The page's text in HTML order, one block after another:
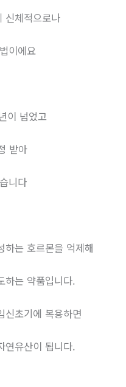
신체적으로나
이에요
이 넘었고
받아
니다
하는 호르몬을 억제해
하는 약품입니다.
신초기에 복용하면
연유산이 됩니다.